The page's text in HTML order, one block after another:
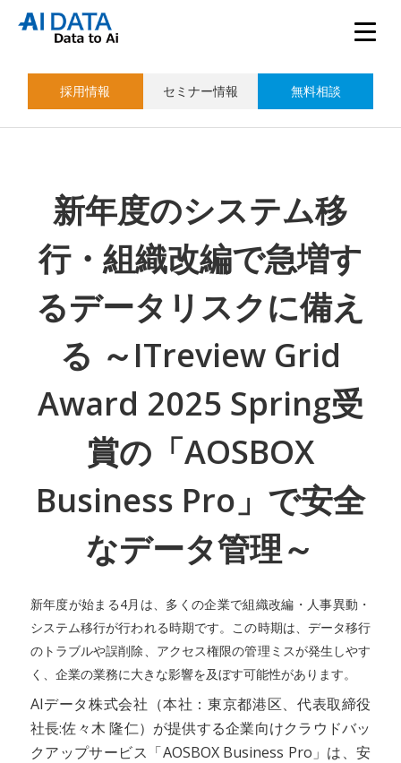
採用情報 セミナー情報 無料相談
新年度のシステム移
行・組織改編で急増す
るデータリスクに備え
る ～ITreview Grid
Award 2025 Spring受
賞の「AOSBOX
Business Pro」で安全
なデータ管理～
新年度が始まる4月は、多くの企業で組織改編・人事異動・
システム移行が行われる時期です。この時期は、データ移行
のトラブルや誤削除、アクセス権限の管理ミスが発生しやす
く、企業の業務に大きな影響を及ぼす可能性があります。
AIデータ株式会社（本社：東京都港区、代表取締役
社長:佐々木 隆仁）が提供する企業向けクラウドバッ
クアップサービス「AOSBOX Business Pro」は、安